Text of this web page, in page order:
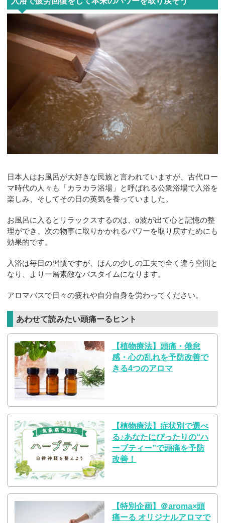
日本人はお風呂が大好きな民族と言われていますが、古代ロー
マ時代の人々も「カラカラ浴場」と呼ばれる公衆浴場で入浴を
楽しみ、そしてその日の英気を養っていました。
お風呂に入るとリラックスするのは、α波が出て心と記憶の整
理ができ、次の物事に取りかかれるパワーを取り戻すためにも
効果的です。
入浴は毎日の習慣ですが、ほんの少しの工夫で全く違う空間と
なり、より一層素敵なバスタイムになります。
アロマバスで日々の疲れや自分自身を労わってください。
あわせて読みたい頭痛ーるヒント
【植物療法】頭痛・倦怠
感・心の乱れを予防改善で
きる4つのアロマ
【植物療法】症状別で選べ
る♪あなたにぴったりの“ハ
ーブティー”で頭痛を予防
改善！
【特別企画】＠aroma×頭
痛ーる オリジナルアロマで